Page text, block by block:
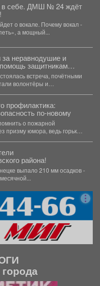
в себе. ДМШ № 24 ждёт
Почему вокал -
а мощный...
неравнодушие и
защитникам
встреча, почётными
волонтёры и
профилактика:
по-новому
о пожарной
призму юмора, ведь горькая
района!
выпало 210 мм осадков -